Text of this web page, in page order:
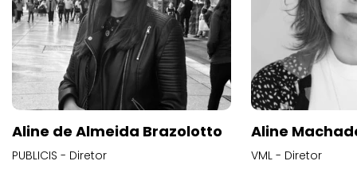
Aline de Almeida Brazolotto
PUBLICIS - Diretor
Aline
VML - Diretor